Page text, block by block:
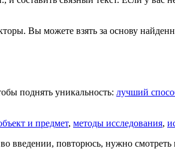
Вы можете взять за основу
поднять уникальность: лучший
и предмет, методы исследования,
введении, повторюсь, нужно смотреть